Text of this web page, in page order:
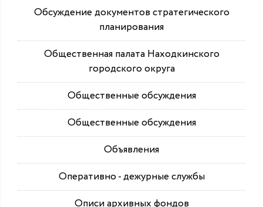
Обсуждение документов стратегического
планирования
Общественная палата Находкинского
городского округа
Общественные обсуждения
Общественные обсуждения
Объявления
Оперативно - дежурные службы
Описи архивных фондов